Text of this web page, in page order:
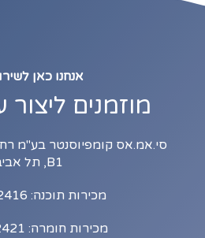
אנחנו כאן
מוזמנים ליצור
B1, תל אביב
מכירות תוכנה: 03-6362416
מכירות חומרה: 03-6362421